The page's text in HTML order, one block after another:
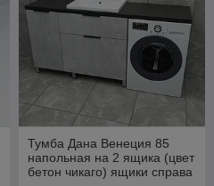
Тумба Дана Венеция 85
напольная на 2 ящика (цвет
бетон чикаго) ящики справа